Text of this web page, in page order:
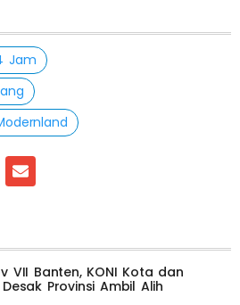
Jam
VII Banten, KONI Kota dan
Provinsi Ambil Alih